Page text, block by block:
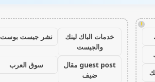
!
خدمات الباك لينك
والجيست
نشر جيست بوست
guest post مقال
ضيف
سوق العرب